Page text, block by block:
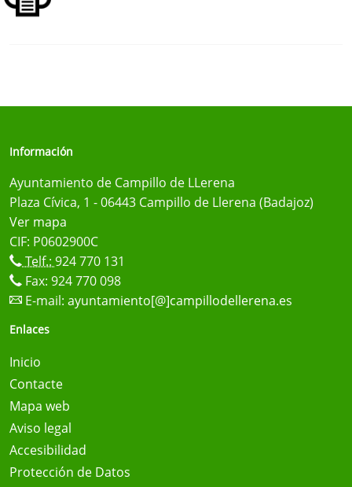
Información
Ayuntamiento de Campillo de LLerena
Plaza Cívica, 1 - 06443 Campillo de Llerena (Badajoz)
Ver mapa
CIF: P0602900C
Telf.: 924 770 131
Fax: 924 770 098
E-mail: ayuntamiento[@]campillodellerena.es
Enlaces
Inicio
Contacte
Mapa web
Aviso legal
Accesibilidad
Protección de Datos